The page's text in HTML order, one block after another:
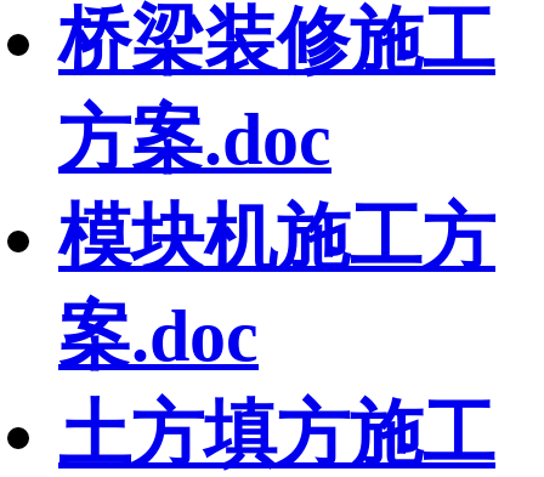
桥梁装修施工
方案.doc
模块机施工方
案.doc
土方填方施工